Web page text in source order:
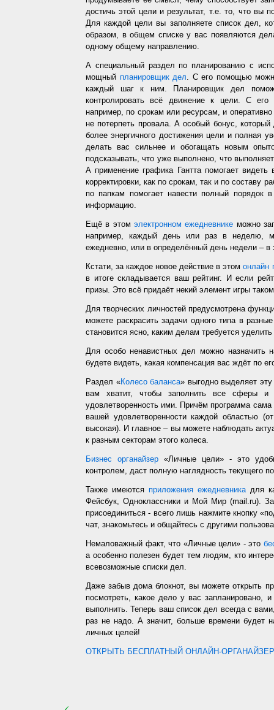
достичь этой цели и результат, т.е. то, что вы
Для каждой цели вы заполняете список дел,
образом, в общем списке у вас появляются
одному общему направлению.
А специальный раздел по планированию с
мощный планировщик дел. С его помощью
каждый шаг к ним. Планировщик дел
контролировать всё движение к цели. С
например, по срокам или ресурсам, и
не потерпеть провала. А особый бонус,
более энергичного достижения цели и полная
делать вас сильнее и обогащать новым
подсказывать, что уже выполнено, что
А применение графика Гантта помогает
корректировки, как по срокам, так и по составу
по папкам помогает навести полный порядок
информацию.
Ещё в этомэлектронном ежедневнике можно
например, каждый день или раз в неделю,
ежедневно, или в определённый день недели – в
Кстати, за каждое новое действие в этомонлайн
в итоге складывается ваш рейтинг. И если
призы. Это всё придаёт некий элемент игры
Для творческих личностей предусмотрена
можете раскрасить задачи одного типа в
становится ясно, каким делам требуется
Для особо ненавистных дел можно назначить
будете видеть, какая компенсация вас ждёт по
Раздел «Колесо баланса» выгодно выделяет
вам хватит, чтобы заполнить все сферы и
удовлетворенность ими. Причём программа
вашей удовлетворенности каждой областью
высокая). И главное – вы можете наблюдать
к разным секторам этого колеса.
Бизнес органайзер «Личные цели» - это
контролем, даст полную наглядность текущего
Также имеются приложения ежедневникадля
Фейсбук, Одноклассники и Мой Мир (mail.ru).
присоединиться - всего лишь нажмите кнопку
чат, знакомьтесь и общайтесь с другими
Немаловажный факт, что «Личные цели» - это
а особенно полезен будет тем людям, кто
всевозможные списки дел.
Даже забыв дома блокнот, вы можете открыть
посмотреть, какое дело у вас запланировано,
выполнить. Теперь ваш список дел всегда с
раз не надо. А значит, больше времени будет
личных целей!
ОТКРЫТЬ БЕСПЛАТНЫЙ ОНЛАЙН-